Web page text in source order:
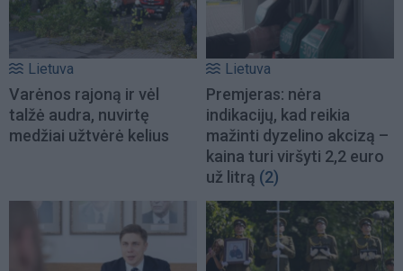
Lietuva
Varėnos rajoną ir vėl
talžė audra, nuvirtę
medžiai užtvėrė kelius
Lietuva
Premjeras: nėra
indikacijų, kad reikia
mažinti dyzelino akcizą –
kaina turi viršyti 2,2 euro
už litrą (2)